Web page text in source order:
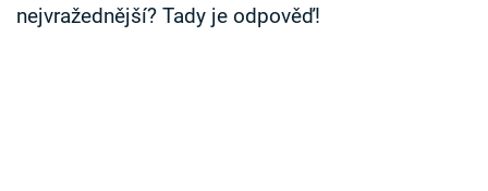
nejvražednější? Tady je odpověď!